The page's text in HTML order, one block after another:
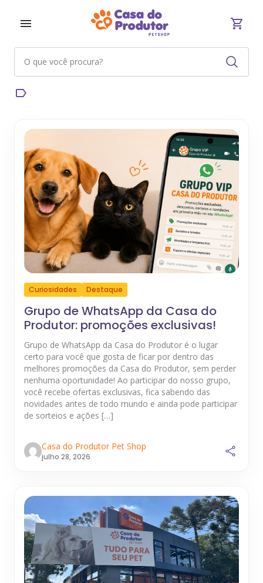
Curiosidades Destaque
Grupo de WhatsApp da Casa do
Produtor: promoções exclusivas!
Grupo de WhatsApp da Casa do Produtor é o lugar
certo para você que gosta de ficar por dentro das
melhores promoções da Casa do Produtor, sem perder
nenhuma oportunidade! Ao participar do nosso grupo,
você recebe ofertas exclusivas, fica sabendo das
novidades antes de todo mundo e ainda pode participar
de sorteios e ações […]
Casa do Produtor Pet Shop
julho 28, 2026